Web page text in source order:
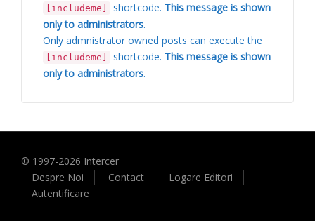
[includeme] shortcode. This message is shown
only to administrators.
Only admnistrator owned posts can execute the
[includeme] shortcode. This message is shown
only to administrators.
© 1997-2026 Intercer
Despre Noi
Contact
Logare Editori
Autentificare